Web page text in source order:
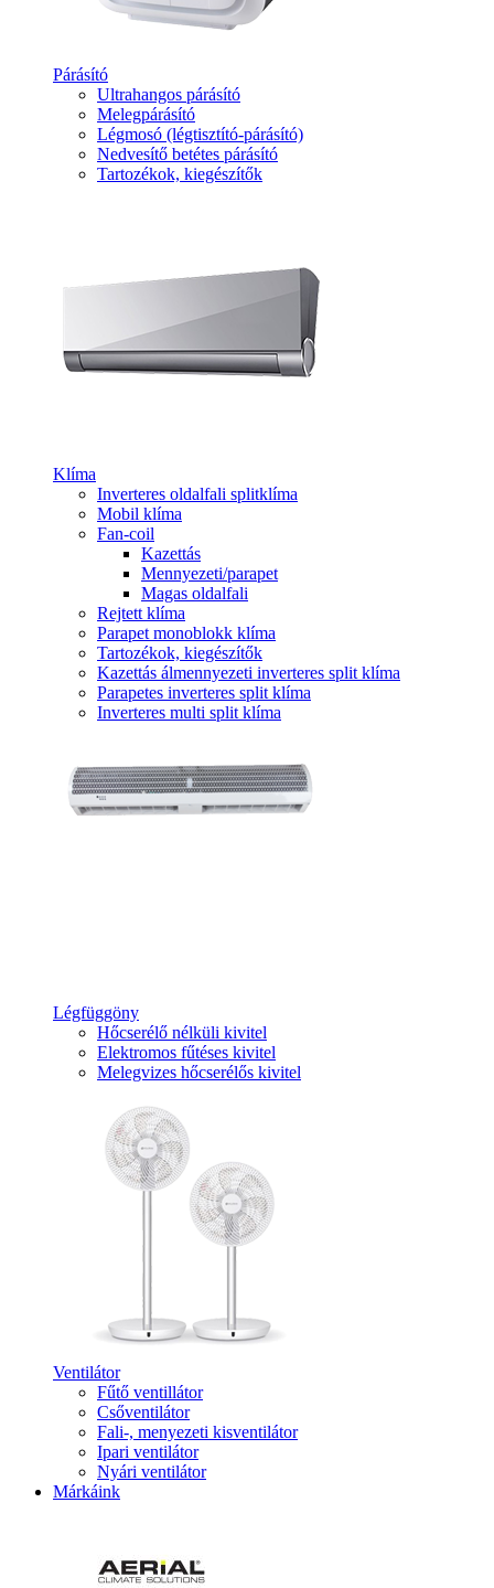
Párásító
Ultrahangos párásító
Melegpárásító
Légmosó (légtisztító-párásító)
Nedvesítő betétes párásító
Tartozékok, kiegészítők
Klíma
Inverteres oldalfali splitklíma
Mobil klíma
Fan-coil
Kazettás
Mennyezeti/parapet
Magas oldalfali
Rejtett klíma
Parapet monoblokk klíma
Tartozékok, kiegészítők
Kazettás álmennyezeti inverteres split klíma
Parapetes inverteres split klíma
Inverteres multi split klíma
Légfüggöny
Hőcserélő nélküli kivitel
Elektromos fűtéses kivitel
Melegvizes hőcserélős kivitel
Ventilátor
Fűtő ventillátor
Csőventilátor
Fali-, menyezeti kisventilátor
Ipari ventilátor
Nyári ventilátor
Márkáink